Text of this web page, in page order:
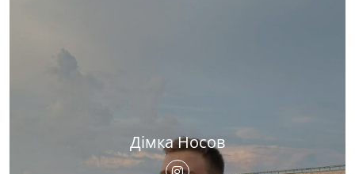
Дімка Носов